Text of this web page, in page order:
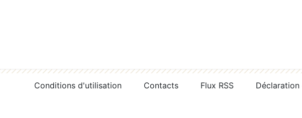
Conditions d'utilisation Contacts Flux RSS